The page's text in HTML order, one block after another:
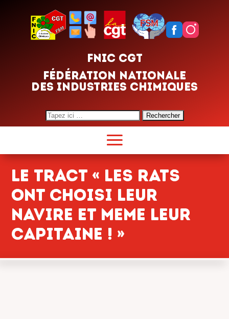
FNIC CGT
FÉDÉRATION NATIONALE
DES INDUSTRIES CHIMIQUES
Search
for:
le tract « LES RATS
ONT CHOISI LEUR
NAVIRE ET MEME LEUR
CAPITAINE ! »